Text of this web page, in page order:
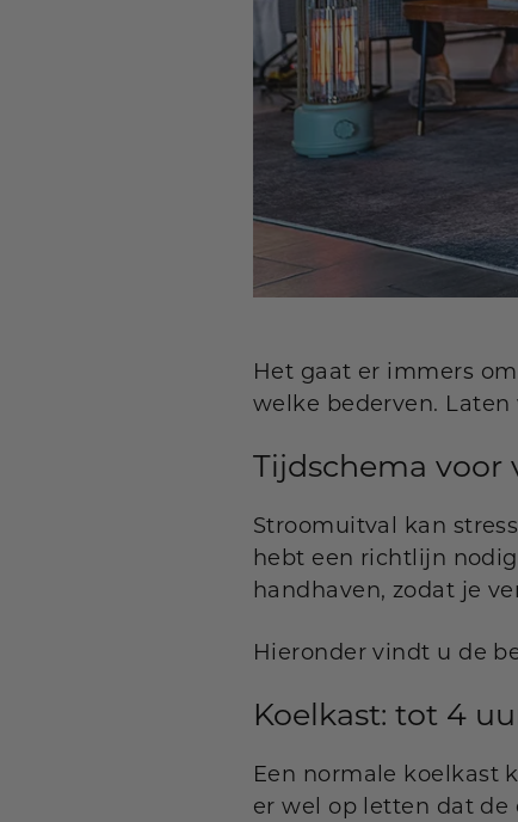
Het gaat er immers
welke bederven.
Tijdschema voor
Stroomuitval kan
hebt een richtlijn
handhaven, zodat je
Hieronder vindt u de
Koelkast: tot 4
Een normale koelkast
er wel op letten dat de